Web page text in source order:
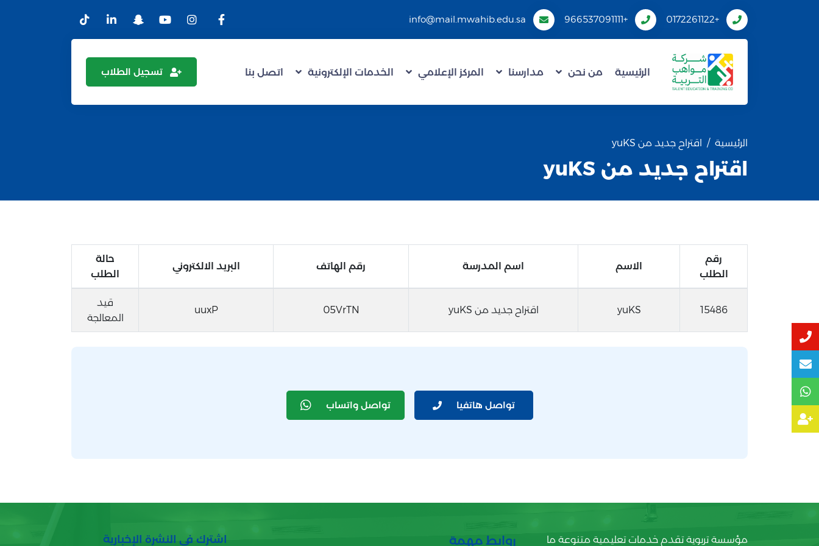
+0172261122
+966537091111
info@mail.mwahib.edu.sa
الرئيسية من نحن مدارسنا المركز الإعلامي الخدمات الإلكترونية اتصل بنا تسجيل الطلاب
الرئيسية اقتراح جديد من yuKS
اقتراح جديد من yuKS
رقم
الطلب
الاسم اسم المدرسة رقم الهاتف البريد الالكتروني
حالة
الطلب
15486
yuKS اقتراح جديد من yuKS 05VrTN
uuxP
قيد
المعالجة
تواصل هاتفيا تواصل واتساب
مؤسسة تربوية تقدم خدمات تعليمية متنوعة ما روابط مهمة اشترك في النشرة الإخبارية